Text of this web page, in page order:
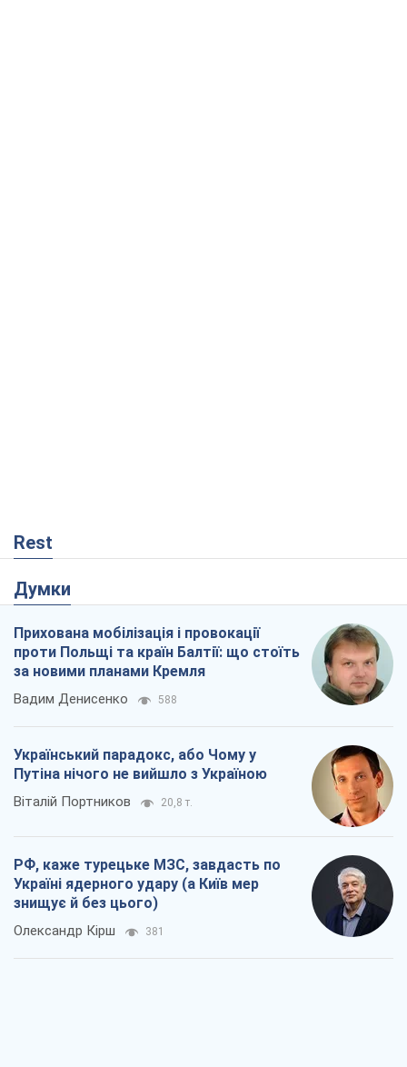
Rest
Думки
Прихована мобілізація і провокації
проти Польщі та країн Балтії: що стоїть
за новими планами Кремля
Вадим Денисенко 588
Український парадокс, або Чому у
Путіна нічого не вийшло з Україною
Віталій Портников 20,8 т.
РФ, каже турецьке МЗС, завдасть по
Україні ядерного удару (а Київ мер
знищує й без цього)
Олександр Кірш 381